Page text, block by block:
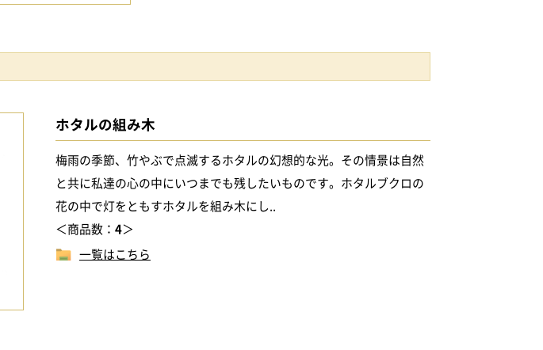
ホタルの組み木
梅雨の季節、竹やぶで点滅するホタルの幻想的な光。その情景は自然
と共に私達の心の中にいつまでも残したいものです。ホタルブクロの
花の中で灯をともすホタルを組み木にし..
＜商品数： 4＞
一覧はこちら